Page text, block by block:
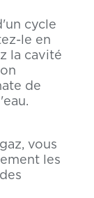
cycle
le en
la cavité
de
vous
les